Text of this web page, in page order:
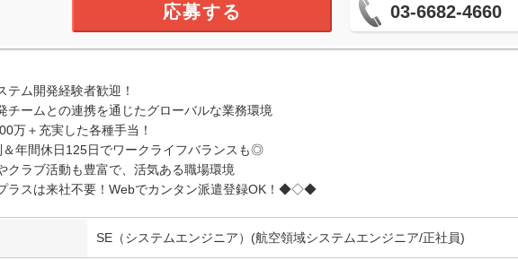
応募する 03-6682-4660
テム開発経験者歓迎！
チームとの連携を通じたグローバルな業務環境
万＋充実した各種手当！
＆年間休日125日でワークライフバランスも◎
クラブ活動も豊富で、活気ある職場環境
スは来社不要！Webでカンタン派遣登録OK！◆◇◆
SE（システムエンジニア）(航空領域システムエンジニア/正社員)